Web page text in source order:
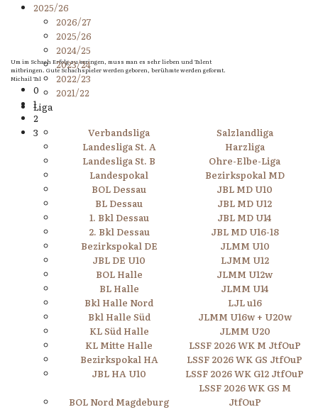
Um im Schach Erfolg zu erringen, muss man es sehr lieben und Talent
mitbringen. Gute Schachspieler werden geboren, berühmte werden geformt.
Michail Tal
0
1
2
3
2025/26
2026/27
2025/26
2024/25
2023/24
2022/23
2021/22
Liga
Verbandsliga
Salzlandliga
Landesliga St. A
Harzliga
Landesliga St. B
Ohre-Elbe-Liga
Landespokal
Bezirkspokal MD
BOL Dessau
JBL MD U10
BL Dessau
JBL MD U12
1. Bkl Dessau
JBL MD U14
2. Bkl Dessau
JBL MD U16-18
Bezirkspokal DE
JLMM U10
JBL DE U10
LJMM U12
BOL Halle
JLMM U12w
BL Halle
JLMM U14
Bkl Halle Nord
LJL u16
Bkl Halle Süd
JLMM U16w + U20w
KL Süd Halle
JLMM U20
KL Mitte Halle
LSSF 2026 WK M JtfOuP
Bezirkspokal HA
LSSF 2026 WK GS JtfOuP
JBL HA U10
LSSF 2026 WK G12 JtfOuP
BOL Nord Magdeburg
LSSF 2026 WK GS M
JtfOuP